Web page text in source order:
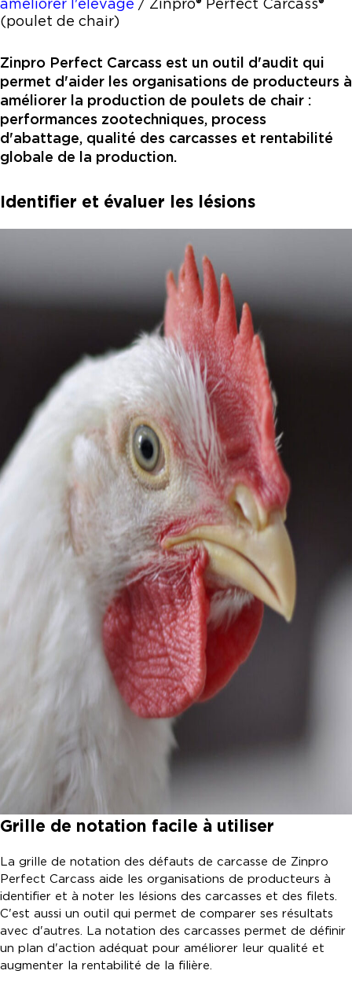
améliorer l'élevage / Zinpro® Perfect Carcass®
(poulet de chair)
Zinpro Perfect Carcass est un outil d'audit qui
permet d'aider les organisations de producteurs à
améliorer la production de poulets de chair :
performances zootechniques, process
d'abattage, qualité des carcasses et rentabilité
globale de la production.
Identifier et évaluer les lésions
Grille de notation facile à utiliser
La grille de notation des défauts de carcasse de Zinpro
Perfect Carcass aide les organisations de producteurs à
identifier et à noter les lésions des carcasses et des filets.
C'est aussi un outil qui permet de comparer ses résultats
avec d'autres. La notation des carcasses permet de définir
un plan d'action adéquat pour améliorer leur qualité et
augmenter la rentabilité de la filière.